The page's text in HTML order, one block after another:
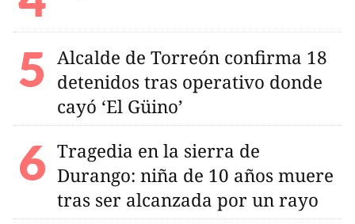
Alcalde de Torreón confirma 18
detenidos tras operativo donde
cayó ‘El Güino’
Tragedia en la sierra de
Durango: niña de 10 años muere
tras ser alcanzada por un rayo